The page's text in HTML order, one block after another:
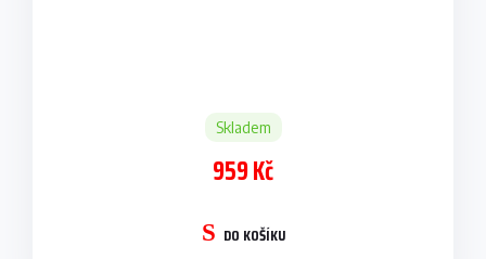
Skladem
959 Kč
DO KOŠÍKU